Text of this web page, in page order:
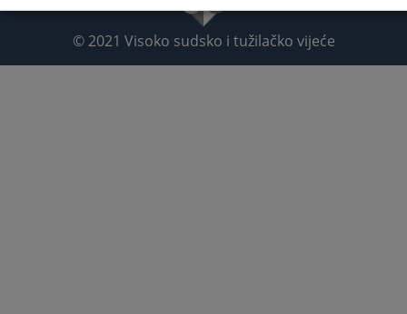
© 2021 Visoko sudsko i tužilačko vijeće